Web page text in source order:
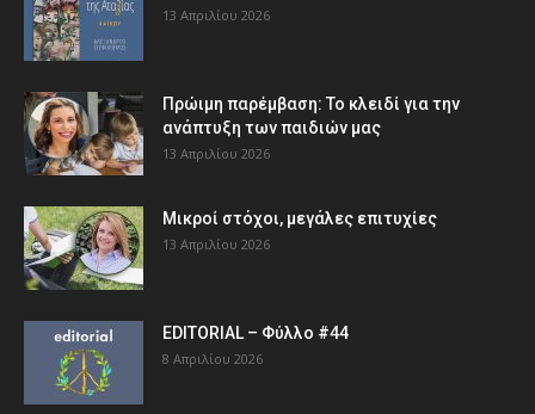
13 Απριλίου 2026
Πρώιμη παρέμβαση: Το κλειδί για την
ανάπτυξη των παιδιών µας
13 Απριλίου 2026
Μικροί στόχοι, μεγάλες επιτυχίες
13 Απριλίου 2026
EDITORIAL – Φύλλο #44
8 Απριλίου 2026